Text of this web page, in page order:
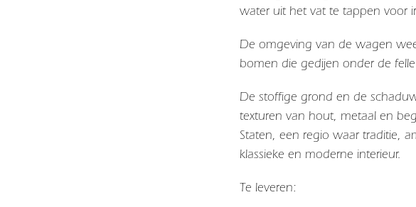
water uit het vat te tappen voor
De omgeving van de wagen
bomen die gedijen onder de
De stoffige grond en de
texturen van hout, metaal en
Staten, een regio waar traditie,
klassieke en moderne interieur.
Te leveren: